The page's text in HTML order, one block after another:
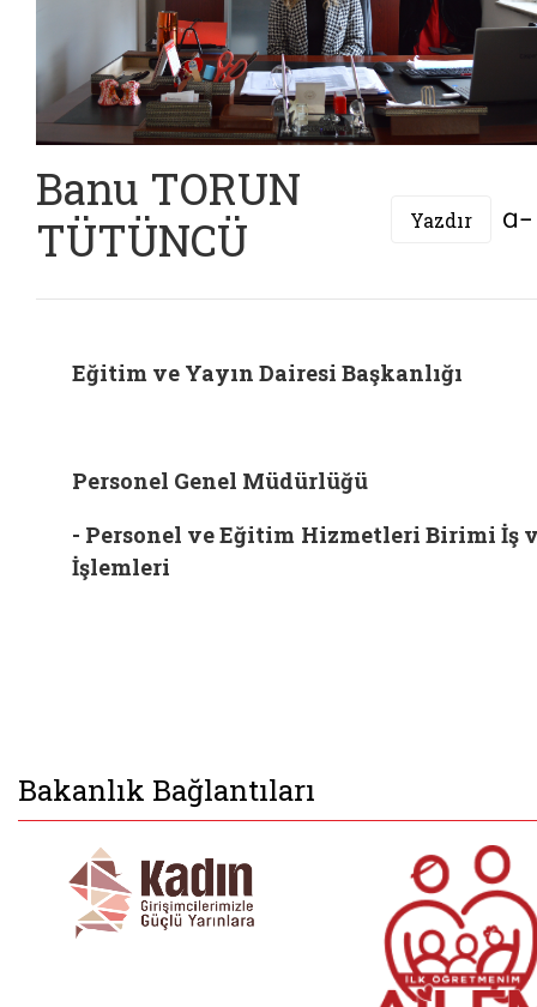
Banu TORUN
TÜTÜNCÜ
Yazdır
Eğitim ve Yayın Dairesi Başkanlığı
Personel Genel Müdürlüğü
- Personel ve Eğitim Hizmetleri Birimi İş
İşlemleri
Bakanlık Bağlantıları